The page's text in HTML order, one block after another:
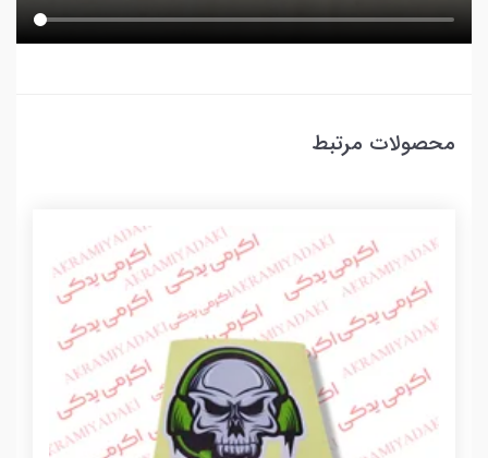
محصولات مرتبط